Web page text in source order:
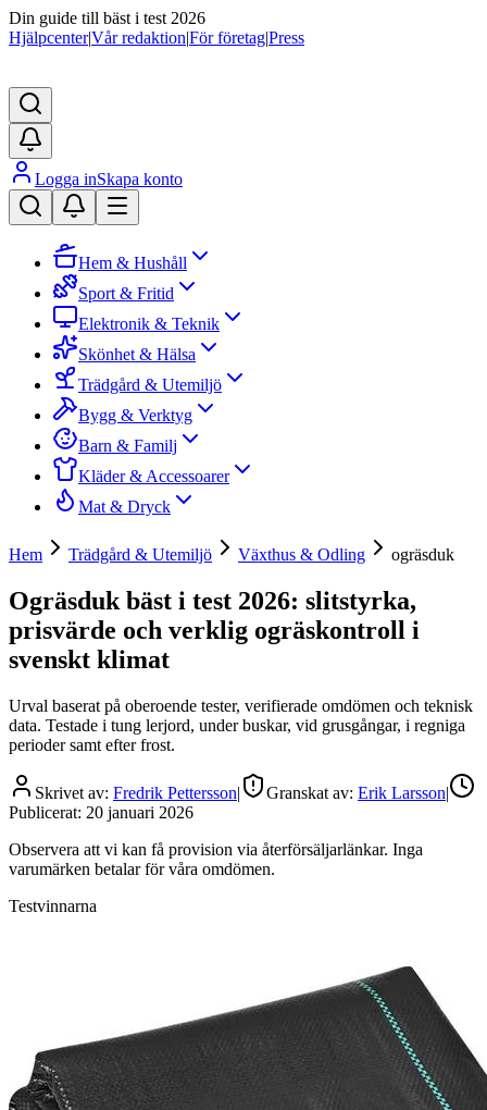
Din guide till bäst i test 2026
Hjälpcenter|Vår redaktion|För företag|Press
Logga inSkapa konto
Hem & Hushåll
Sport & Fritid
Elektronik & Teknik
Skönhet & Hälsa
Trädgård & Utemiljö
Bygg & Verktyg
Barn & Familj
Kläder & Accessoarer
Mat & Dryck
Hem Trädgård & Utemiljö Växthus & Odling ogräsduk
Ogräsduk bäst i test 2026: slitstyrka,
prisvärde och verklig ogräskontroll i
svenskt klimat
Urval baserat på oberoende tester, verifierade omdömen och teknisk
data. Testade i tung lerjord, under buskar, vid grusgångar, i regniga
perioder samt efter frost.
Skrivet av: Fredrik Pettersson| Granskat av: Erik Larsson|
Publicerat: 20 januari 2026
Observera att vi kan få provision via återförsäljarlänkar. Inga
varumärken betalar för våra omdömen.
Testvinnarna